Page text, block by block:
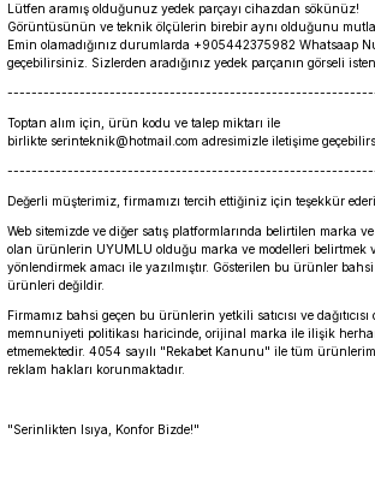
Lütfen aramış olduğunuz yedek parçayı cihazdan sökünüz!
Görüntüsünün ve teknik ölçülerin birebir aynı olduğunu
Emin olamadığınız durumlarda +905442375982 Whatsaap
geçebilirsiniz. Sizlerden aradığınız yedek parçanın görseli
Toptan alım için, ürün kodu ve talep miktarı ile
birlikte serinteknik@hotmail.com adresimizle iletişime
Değerli müşterimiz, firmamızı tercih ettiğiniz için teşekkür
Web sitemizde ve diğer satış platformlarında belirtilen marka ve
olan ürünlerin UYUMLU olduğu marka ve modelleri belirtmek
yönlendirmek amacı ile yazılmıştır. Gösterilen bu ürünler
ürünleri değildir.
Firmamız bahsi geçen bu ürünlerin yetkili satıcısı ve
memnuniyeti politikası haricinde, orijinal marka ile ilişik
etmemektedir. 4054 sayılı "Rekabet Kanunu" ile tüm
reklam hakları korunmaktadır.
"Serinlikten Isıya, Konfor Bizde!"